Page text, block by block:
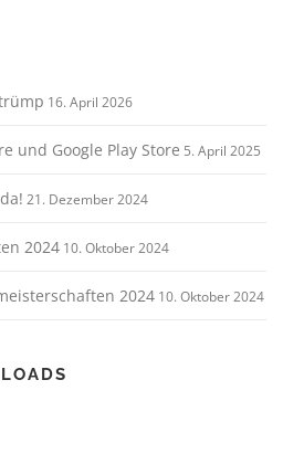
16. April 2026
und Google Play Store 5. April 2025
21. Dezember 2024
2024 10. Oktober 2024
2024 10. Oktober 2024